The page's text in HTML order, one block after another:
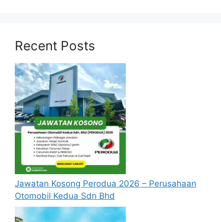
sediakan seperti berikut.
Cara Memohon
Recent Posts
Jawatan Kosong Perodua 2026 – Perusahaan
Otomobil Kedua Sdn Bhd